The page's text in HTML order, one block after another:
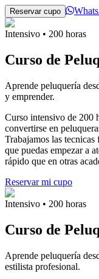
Reservar cupo
Intensivo • 200 horas
Curso de
Aprende peluquería
y emprender.
Curso intensivo de 200
convertirse en
Trabajamos las tecnicas
que puedas empezar a
rápido que en otras
Reservar mi cupo
Intensivo • 200 horas
Curso de
Aprende peluquería
estilista profesional.